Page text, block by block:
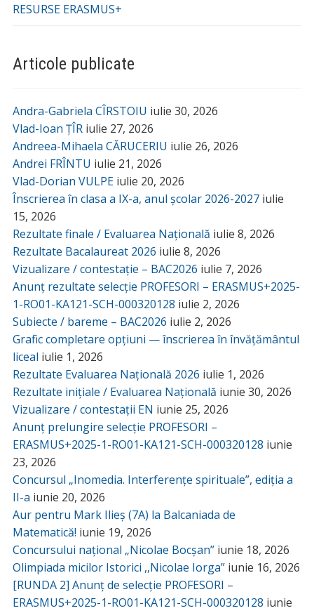
RESURSE ERASMUS+
Articole publicate
Andra-Gabriela CÎRSTOIU iulie 30, 2026
Vlad-Ioan ȚÎR iulie 27, 2026
Andreea-Mihaela CĂRUCERIU iulie 26, 2026
Andrei FRÎNTU iulie 21, 2026
Vlad-Dorian VULPE iulie 20, 2026
Înscrierea în clasa a IX-a, anul școlar 2026-2027 iulie
15, 2026
Rezultate finale / Evaluarea Națională iulie 8, 2026
Rezultate Bacalaureat 2026 iulie 8, 2026
Vizualizare / contestație – BAC2026 iulie 7, 2026
Anunț rezultate selecție PROFESORI – ERASMUS+2025-
1-RO01-KA121-SCH-000320128 iulie 2, 2026
Subiecte / bareme – BAC2026 iulie 2, 2026
Grafic completare opțiuni — înscrierea în învățământul
liceal iulie 1, 2026
Rezultate Evaluarea Națională 2026 iulie 1, 2026
Rezultate inițiale / Evaluarea Națională iunie 30, 2026
Vizualizare / contestații EN iunie 25, 2026
Anunț prelungire selecție PROFESORI –
ERASMUS+2025-1-RO01-KA121-SCH-000320128 iunie
23, 2026
Concursul „Inomedia. Interferențe spirituale”, ediția a
II-a iunie 20, 2026
Aur pentru Mark Ilieș (7A) la Balcaniada de
Matematică! iunie 19, 2026
Concursului național „Nicolae Bocșan” iunie 18, 2026
Olimpiada micilor Istorici ,,Nicolae Iorga” iunie 16, 2026
[RUNDA 2] Anunț de selecție PROFESORI –
ERASMUS+2025-1-RO01-KA121-SCH-000320128 iunie